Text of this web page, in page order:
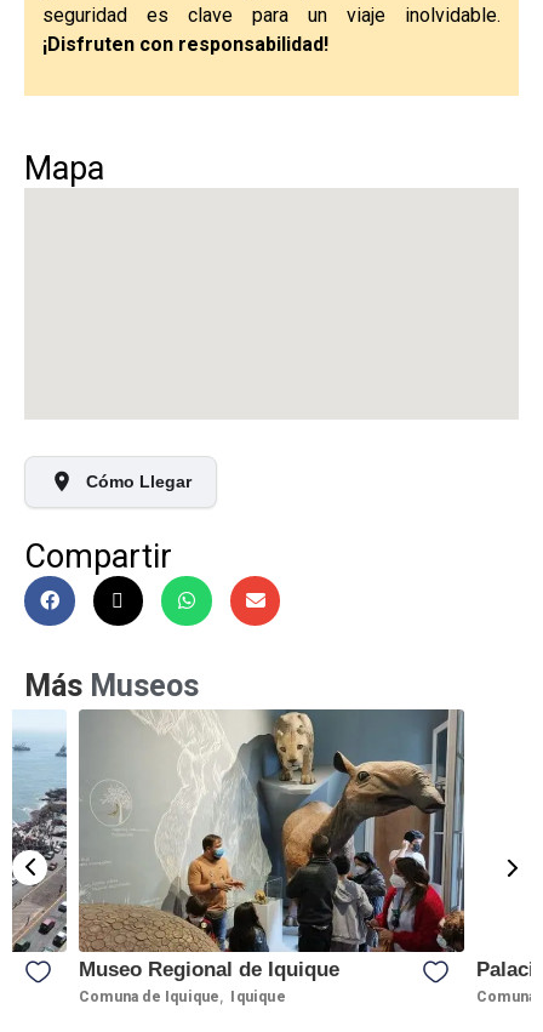
seguridad es clave para un viaje inolvidable.
¡Disfruten con responsabilidad!
Mapa
Cómo Llegar
Compartir
Más Museos
Museo Regional de Iquique
Comuna de Iquique Iquique Comuna